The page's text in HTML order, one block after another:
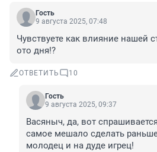
Гость
9 августа 2025, 07:48
Чувствуете как влияние нашей
ото дня!?
ОТВЕТИТЬ 10
Гость
9 августа 2025, 09:37
Васяныч, да, вот
самое мешало сделать
молодец и на дуде игрец!